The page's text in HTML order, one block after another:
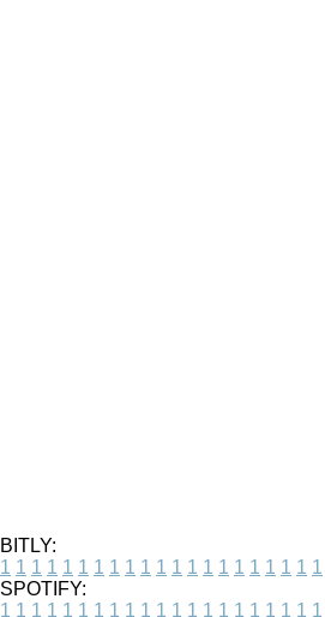
BITLY:
1 1 1 1 1 1 1 1 1 1 1 1 1 1 1 1 1 1 1 1 1
SPOTIFY:
1 1 1 1 1 1 1 1 1 1 1 1 1 1 1 1 1 1 1 1 1